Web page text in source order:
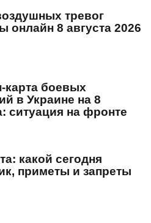
тревог
онлайн 8 августа 2026
карта боевых
в Украине на 8
ситуация на фронте
какой сегодня
приметы и запреты